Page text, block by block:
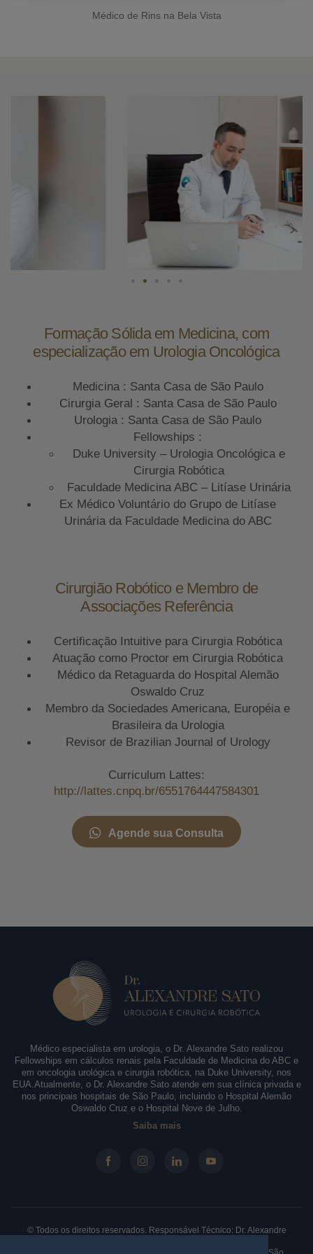
Médico de Rins na Bela Vista
Formação Sólida em Medicina, com
especialização em Urologia Oncológica
Medicina : Santa Casa de São Paulo
Cirurgia Geral : Santa Casa de São Paulo
Urologia : Santa Casa de São Paulo
Fellowships :
Duke University – Urologia Oncológica e
Cirurgia Robótica
Faculdade Medicina ABC – Litíase Urinária
Ex Médico Voluntário do Grupo de Litíase
Urinária da Faculdade Medicina do ABC
Cirurgião Robótico e Membro de
Associações Referência
Certificação Intuitive para Cirurgia Robótica
Atuação como Proctor em Cirurgia Robótica
Médico da Retaguarda do Hospital Alemão
Oswaldo Cruz
Membro da Sociedades Americana, Européia e
Brasileira da Urologia
Revisor de Brazilian Journal of Urology
Curriculum Lattes:
http://lattes.cnpq.br/6551764447584301
Agende sua Consulta
Médico especialista em urologia, o Dr. Alexandre Sato realizou
Fellowships em cálculos renais pela Faculdade de Medicina do ABC e
em oncologia urológica e cirurgia robótica, na Duke University, nos
EUA.Atualmente, o Dr. Alexandre Sato atende em sua clínica privada e
nos principais hospitais de São Paulo, incluindo o Hospital Alemão
Oswaldo Cruz e o Hospital Nove de Julho.
Saiba mais
© Todos os direitos reservados. Responsável Técnico: Dr. Alexandre